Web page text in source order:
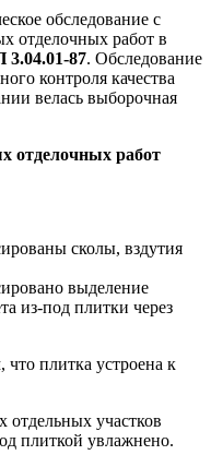
обследование с
отделочных работ в
87. Обследование
контроля качества
велась выборочная
отделочных работ
сколы, вздутия
выделение
из-под плитки через
что плитка устроена к
отдельных участков
плиткой увлажнено.